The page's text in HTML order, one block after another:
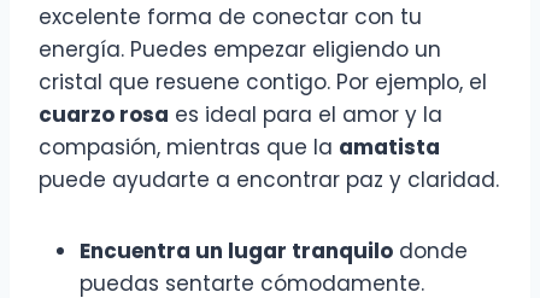
excelente forma de conectar con tu
energía. Puedes empezar eligiendo un
cristal que resuene contigo. Por ejemplo, el
cuarzo rosa es ideal para el amor y la
compasión, mientras que la amatista
puede ayudarte a encontrar paz y claridad.
Encuentra un lugar tranquilo donde
puedas sentarte cómodamente.